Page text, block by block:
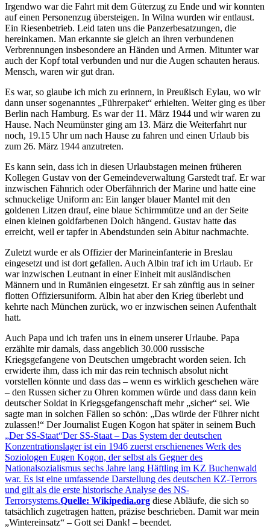
Irgendwo war die Fahrt mit dem Güterzug zu Ende und wir konnten
auf einen Personenzug übersteigen. In Wilna wurden wir entlaust.
Ein Riesenbetrieb. Leid taten uns die Panzerbesatzungen, die
hereinkamen. Man erkannte sie gleich an ihren verbundenen
Verbrennungen insbesondere an Händen und Armen. Mitunter war
auch der Kopf total verbunden und nur die Augen schauten heraus.
Mensch, waren wir gut dran.
Es war, so glaube ich mich zu erinnern, in Preußisch Eylau, wo wir
dann unser sogenanntes
Führerpaket
erhielten. Weiter ging es über
Berlin nach Hamburg. Es war der 11. März 1944 und wir waren zu
Hause. Nach Neumünster ging am 13. März die Weiterfahrt nur
noch, 19.15 Uhr um nach Hause zu fahren und einen Urlaub bis
zum 26. März 1944 anzutreten.
Es kann sein, dass ich in diesen Urlaubstagen meinen früheren
Kollegen Gustav von der Gemeindeverwaltung Garstedt traf. Er war
inzwischen Fähnrich oder Oberfähnrich der Marine und hatte eine
schnuckelige Uniform an: Ein langer blauer Mantel mit den
goldenen Litzen drauf, eine blaue Schirmmütze und an der Seite
einen kleinen goldfarbenen Dolch hängend. Gustav hatte das
erreicht, weil er tapfer in Abendstunden sein Abitur nachmachte.
Zuletzt wurde er als Offizier der Marineinfanterie in Breslau
eingesetzt und ist dort gefallen. Auch Albin traf ich im Urlaub. Er
war inzwischen Leutnant in einer Einheit mit ausländischen
Männern und in Rumänien eingesetzt. Er sah zünftig aus in seiner
flotten Offiziersuniform. Albin hat aber den Krieg überlebt und
kehrte nach München zurück, wo er inzwischen seinen Aufenthalt
hatt.
Auch Papa und ich trafen uns in einem unserer Urlaube. Papa
erzählte mir damals, dass angeblich 30.000 russische
Kriegsgefangene von Deutschen umgebracht worden seien. Ich
erwiderte ihm, dass ich mir das rein technisch absolut nicht
vorstellen könnte und dass das ‒ wenn es wirklich geschehen wäre
‒ den Russen sicher zu Ohren kommen würde und dass dann kein
deutscher Soldat in Kriegsgefangenschaft mehr sicher
sei. Wie
sagte man in solchen Fällen so schön:
Das würde der Führer nicht
zulassen!
Der Journalist Eugen Kogon hat später in seinem Buch
Der SS-Staat Der SS-Staat – Das System der deutschen
Konzentrationslager ist ein 1946 zuerst erschienenes Werk des
Soziologen Eugen Kogon, der selbst als Gegner des
Nationalsozialismus sechs Jahre lang Häftling im KZ Buchenwald
war. Es ist eine umfassende Darstellung des deutschen KZ-Terrors
und gilt als die erste historische Analyse des NS-
Terrorsystems.Quelle: Wikipedia.org diese Abläufe, die sich so
tatsächlich zugetragen hatten, präzise beschrieben. Damit war mein
Wintereinsatz
‒ Gott sei Dank! ‒ beendet.